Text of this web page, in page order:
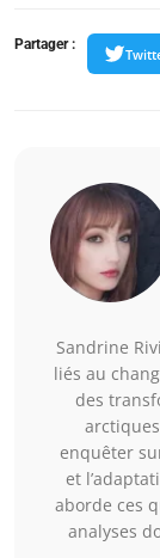
Partager :
Sandrine
liés au
des
enquêter
et
aborde ces
analyses